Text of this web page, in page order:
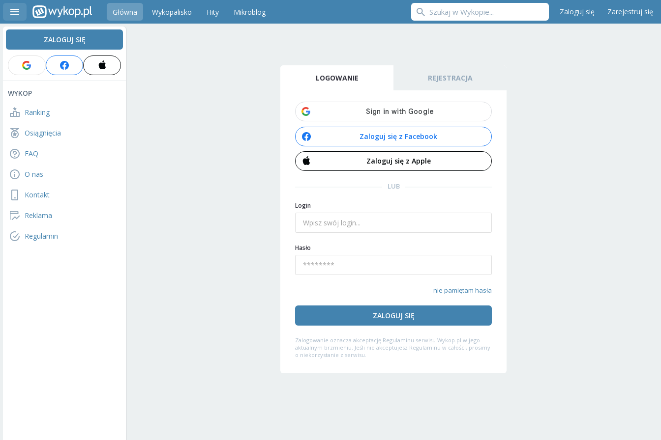
Główna Wykopalisko Hity Mikroblog Zaloguj się Zarejestruj się
ZALOGUJ SIĘ
WYKOP
Ranking
Osiągnięcia
FAQ
O nas
Kontakt
Reklama
Regulamin
LOGOWANIE REJESTRACJA
Zaloguj się z Facebook
Zaloguj się z Apple
LUB
Login
Hasło
nie pamiętam hasła
ZALOGUJ SIĘ
Zalogowanie oznacza akceptację Regulaminu serwisu Wykop.pl w jego
aktualnym brzmieniu. Jeśli nie akceptujesz Regulaminu w całości, prosimy
o niekorzystanie z serwisu.